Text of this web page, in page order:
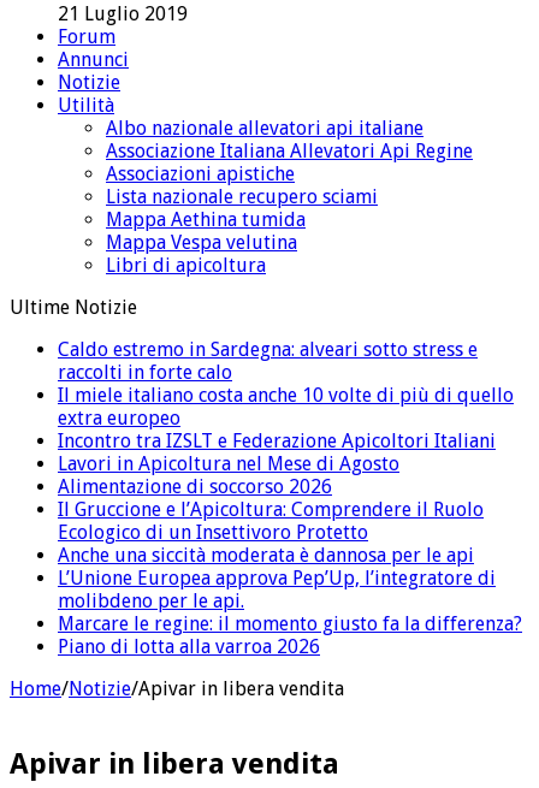
21 Luglio 2019
Forum
Annunci
Notizie
Utilità
Albo nazionale allevatori api italiane
Associazione Italiana Allevatori Api Regine
Associazioni apistiche
Lista nazionale recupero sciami
Mappa Aethina tumida
Mappa Vespa velutina
Libri di apicoltura
Ultime Notizie
Caldo estremo in Sardegna: alveari sotto stress e
raccolti in forte calo
Il miele italiano costa anche 10 volte di più di quello
extra europeo
Incontro tra IZSLT e Federazione Apicoltori Italiani
Lavori in Apicoltura nel Mese di Agosto
Alimentazione di soccorso 2026
Il Gruccione e l’Apicoltura: Comprendere il Ruolo
Ecologico di un Insettivoro Protetto
Anche una siccità moderata è dannosa per le api
L’Unione Europea approva Pep’Up, l’integratore di
molibdeno per le api.
Marcare le regine: il momento giusto fa la differenza?
Piano di lotta alla varroa 2026
Home/Notizie/Apivar in libera vendita
Apivar in libera vendita